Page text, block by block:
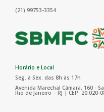
(21) 99753-3354
Horário e Local
Seg. à Sex. das 8h às 17h
Avenida Marechal Câmara, 160 -
Rio de Janeiro – RJ | CEP: 20.020-